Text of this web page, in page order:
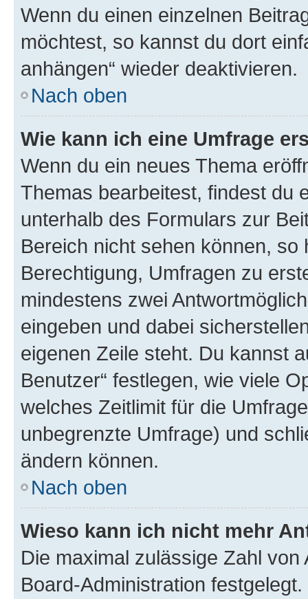
Wenn du einen einzelnen
möchtest, so kannst du dort
anhängen“ wieder deaktivieren.
Nach oben
Wie kann ich eine Umfrage
Wenn du ein neues Thema
Themas bearbeitest, findest du
unterhalb des Formulars zur
Bereich nicht sehen können,
Berechtigung, Umfragen zu
mindestens zwei
eingeben und dabei
eigenen Zeile steht. Du kannst
Benutzer“ festlegen, wie viele
welches Zeitlimit für die
unbegrenzte Umfrage) und
ändern können.
Nach oben
Wieso kann ich nicht mehr
Die maximal zulässige Zahl
Board-Administration